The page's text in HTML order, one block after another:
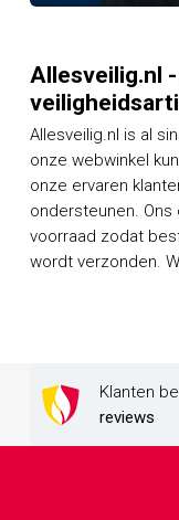
Allesveilig.nl
Allesveilig.nl is al
onze webwinkel
onze ervaren
ondersteunen.
voorraad zodat
wordt verzonden. Wij zijn meervoudig gecertificeerd en officieel dealer van een groot aantal
Klanten
reviews